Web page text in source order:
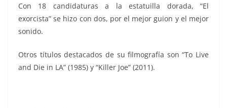
Con 18 candidaturas a la estatuilla dorada, “El
exorcista” se hizo con dos, por el mejor guion y el mejor
sonido.
Otros títulos destacados de su filmografía son “To Live
and Die in LA” (1985) y “Killer Joe” (2011).